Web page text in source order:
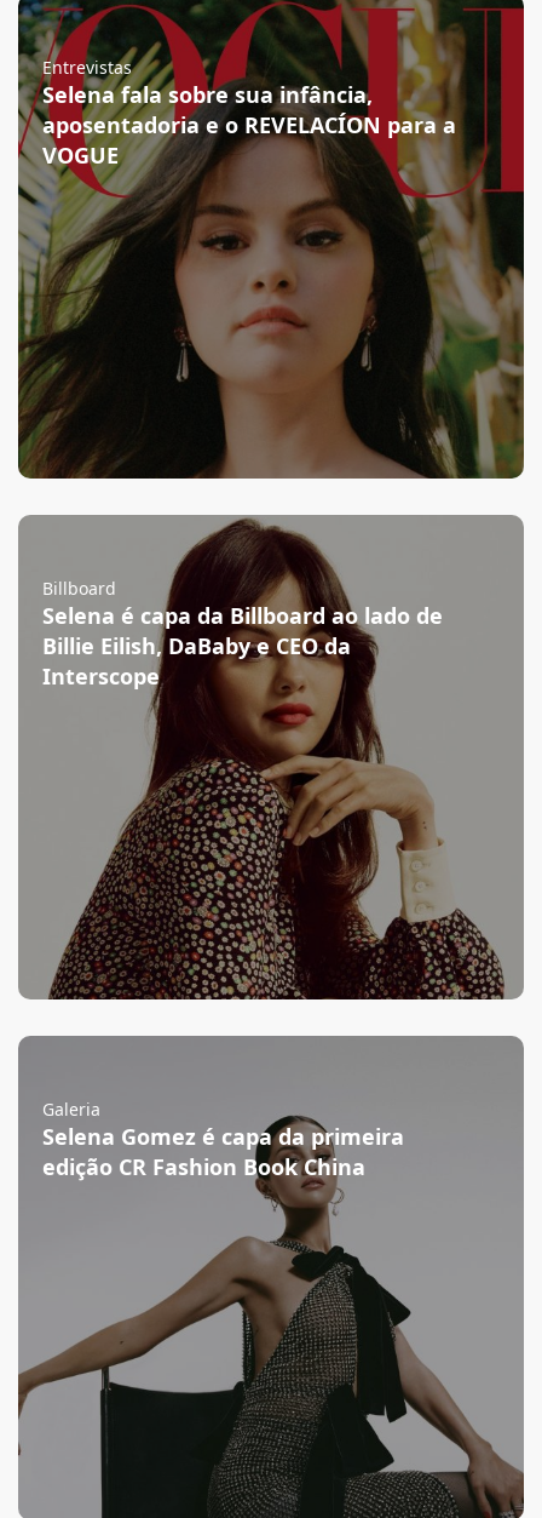
Entrevistas
Selena fala sobre sua infância,
aposentadoria e o REVELACÍON para a
VOGUE
Billboard
Selena é capa da Billboard ao lado de
Billie Eilish, DaBaby e CEO da
Interscope
Galeria
Selena Gomez é capa da primeira
edição CR Fashion Book China